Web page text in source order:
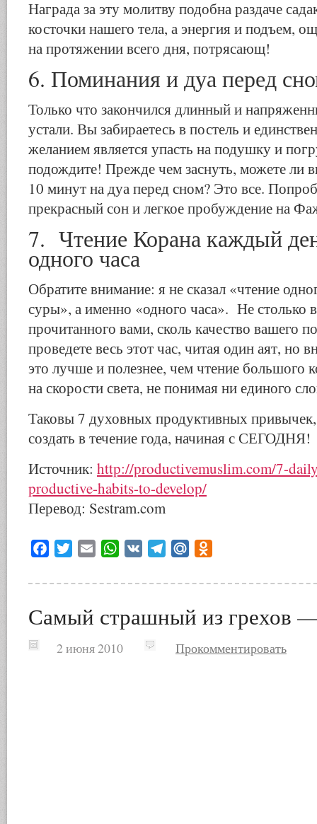
Награда за эту молитву подобна раздаче
косточки нашего тела, а энергия и подъем,
на протяжении всего дня, потрясающ!
6. Поминания и дуа перед
Только что закончился длинный и
устали. Вы забираетесь в постель и
желанием является упасть на подушку и
подождите! Прежде чем заснуть, можете ли
10 минут на дуа перед сном? Это все.
прекрасный сон и легкое пробуждение на
7. Чтение Корана каждый
одного часа
Обратите внимание: я не сказал «чтение
суры», а именно «одного часа». Не столько
прочитанного вами, сколь качество вашего
проведете весь этот час, читая один аят, но
это лучше и полезнее, чем чтение большого
на скорости света, не понимая ни единого
Таковы 7 духовных продуктивных
создать в течение года, начиная с СЕГОДНЯ!
Источник: http://productivemuslim.com/7-
productive-habits-to-develop/
Перевод: Sestram.com
Facebook
Twitter Email WhatsApp
VK TelegramMail.Ru
Самый страшный из грехов
2 июня 2010 Прокомментировать